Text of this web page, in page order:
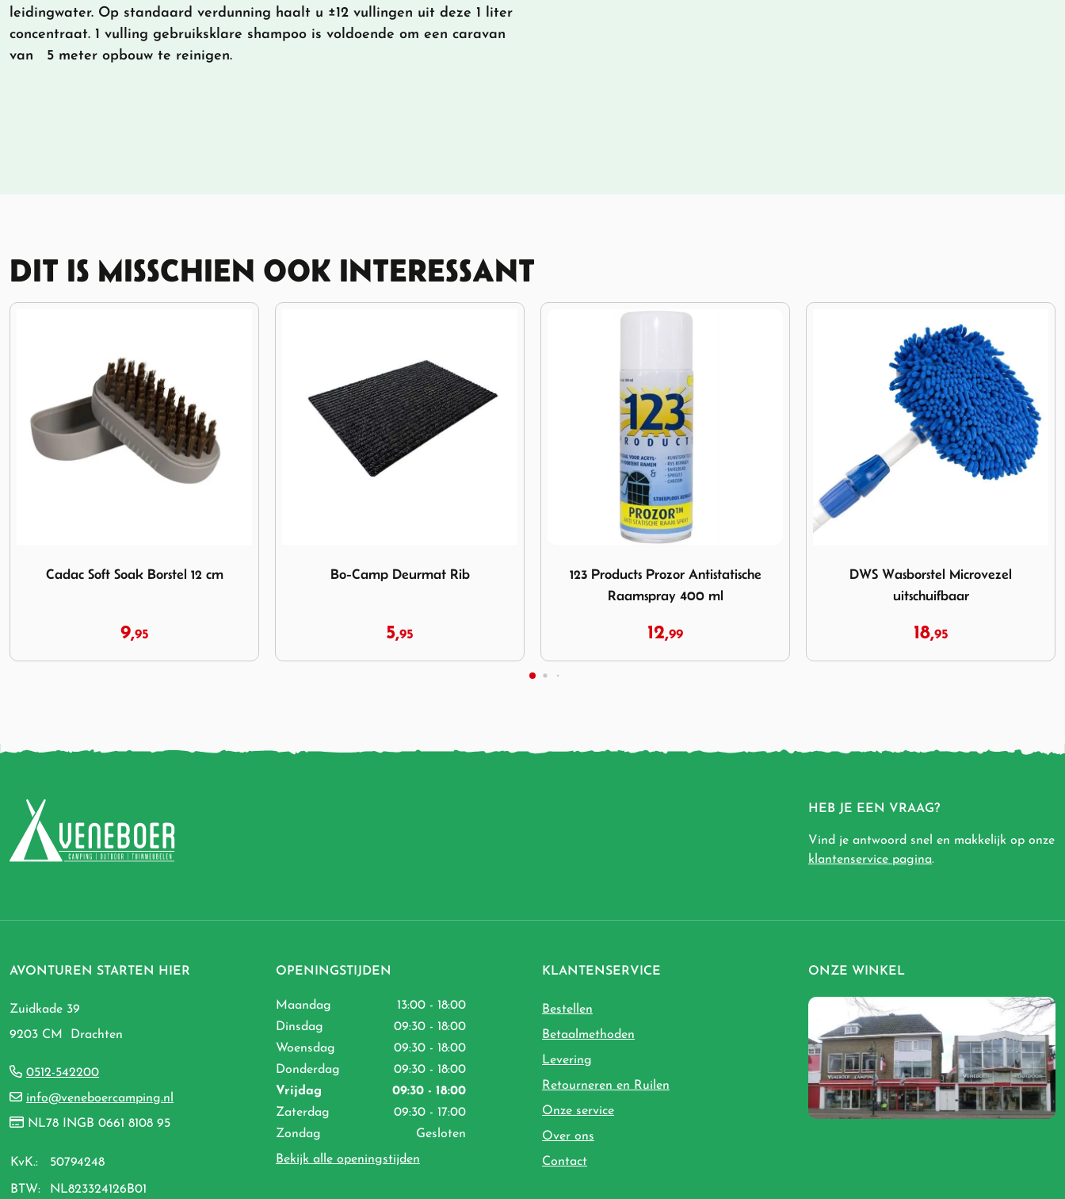
leidingwater. Op standaard verdunning haalt u ±12 vullingen uit deze 1 liter
concentraat. 1 vulling gebruiksklare shampoo is voldoende om een caravan
van 5 meter opbouw te reinigen.
DIT IS MISSCHIEN OOK INTERESSANT
Bo-Camp Deurmat Rib
5,95
123 Products Prozor Antistatische
12,99
DWS Wasborstel Microvezel
uitschuifbaar
18,95
123 Wasborstel WDL half rondl PBT
2x100cm
49,99
HEB JE EEN VRAAG?
Vind je antwoord snel en makkelijk op onze
klantenservice pagina.
AVONTUREN STARTEN HIER
Zuidkade 39
9203 CM Drachten
0512-542200
info@veneboercamping.nl
NL78 INGB 0661 8108 95
KvK.: 50794248
BTW: NL823324126B01
OPENINGSTIJDEN
Maandag
13:00 - 18:00
Dinsdag
09:30 - 18:00
Woensdag
09:30 - 18:00
Donderdag
09:30 - 18:00
Vrijdag
09:30 - 18:00
Zaterdag
09:30 - 17:00
Zondag
Gesloten
Bekijk alle openingstijden
KLANTENSERVICE
Bestellen
Betaalmethoden
Levering
Retourneren en Ruilen
Onze service
Over ons
Contact
ONZE WINKEL